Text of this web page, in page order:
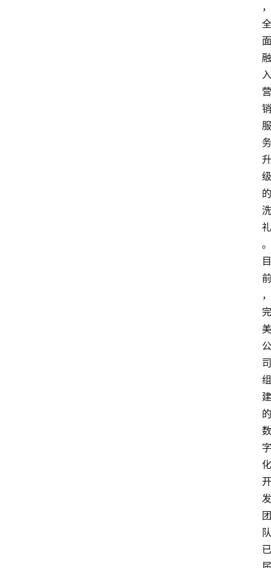
，
全
面
融
入
营
销
服
务
升
级
的
洗
礼
。
目
前
，
完
美
公
司
组
建
的
数
字
化
开
发
团
队
已